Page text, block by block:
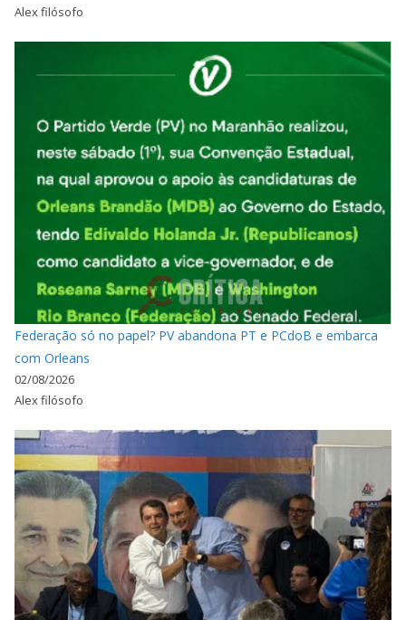
Alex filósofo
Federação só no papel? PV abandona PT e PCdoB e embarca
com Orleans
02/08/2026
Alex filósofo